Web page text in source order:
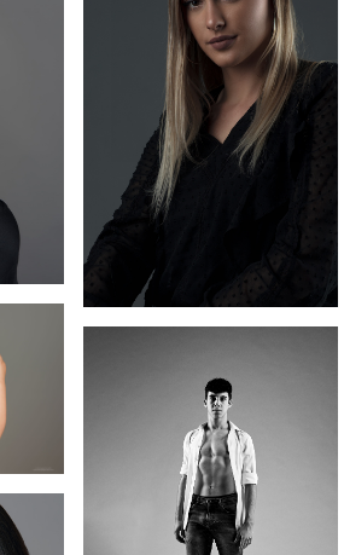
Plavooka